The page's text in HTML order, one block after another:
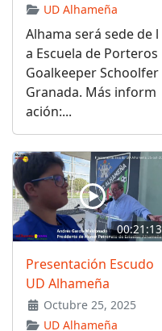
UD Alhameña
Alhama será sede de l
a Escuela de Porteros
Goalkeeper Schoolfer
Granada. Más inform
ación:...
00:21:13
Presentación Escudo
UD Alhameña
Octubre 25, 2025
UD Alhameña